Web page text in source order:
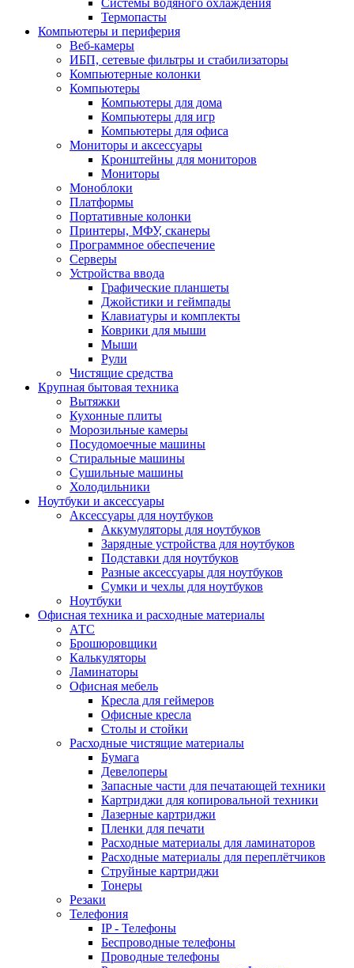
Системы водяного охлаждения
Термопасты
Компьютеры и периферия
Веб-камеры
ИБП, сетевые фильтры и стабилизаторы
Компьютерные колонки
Компьютеры
Компьютеры для дома
Компьютеры для игр
Компьютеры для офиса
Мониторы и аксессуары
Кронштейны для мониторов
Мониторы
Моноблоки
Платформы
Портативные колонки
Принтеры, МФУ, сканеры
Программное обеспечение
Серверы
Устройства ввода
Графические планшеты
Джойстики и геймпады
Клавиатуры и комплекты
Коврики для мыши
Мыши
Рули
Чистящие средства
Крупная бытовая техника
Вытяжки
Кухонные плиты
Морозильные камеры
Посудомоечные машины
Стиральные машины
Сушильные машины
Холодильники
Ноутбуки и аксессуары
Аксессуары для ноутбуков
Аккумуляторы для ноутбуков
Зарядные устройства для ноутбуков
Подставки для ноутбуков
Разные аксессуары для ноутбуков
Сумки и чехлы для ноутбуков
Ноутбуки
Офисная техника и расходные материалы
АТС
Брошюровщики
Калькуляторы
Ламинаторы
Офисная мебель
Кресла для геймеров
Офисные кресла
Столы и стойки
Расходные чистящие материалы
Бумага
Девелоперы
Запасные части для печатающей техники
Картриджи для копировальной техники
Лазерные картриджи
Пленки для печати
Расходные материалы для ламинаторов
Расходные материалы для переплётчиков
Струйные картриджи
Тонеры
Резаки
Телефония
IP - Телефоны
Беспроводные телефоны
Проводные телефоны